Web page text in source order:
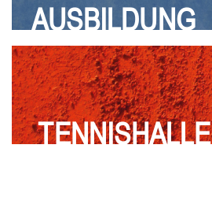
AUSBILDUNG
TENNISHALLE